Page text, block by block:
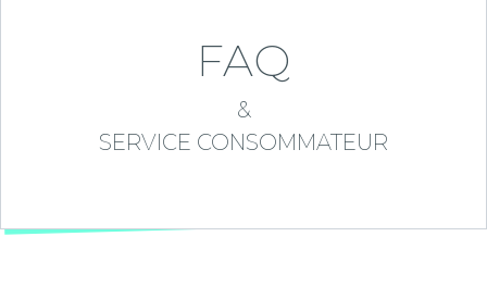
FAQ
&
SERVICE CONSOMMATEUR